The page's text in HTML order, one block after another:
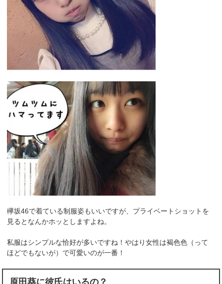
欅坂46で着ている制服姿もいいですが、プライベートショットを
見るとなんかホッとしますよね。
私服はシンプルな恰好が多いですね！やはり女性は褐色色（って
ほどでもないが）で可愛いのが一番！